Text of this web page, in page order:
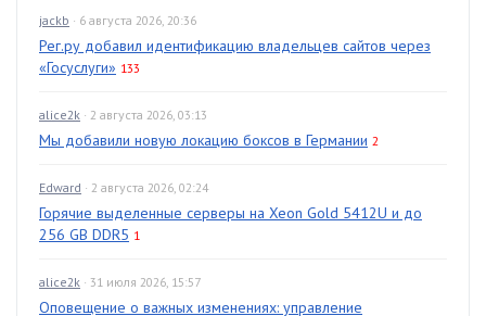
jackb · 6 августа 2026, 20:36
Рег.ру добавил идентификацию владельцев сайтов через
«Госуслуги» 133
alice2k · 2 августа 2026, 03:13
Мы добавили новую локацию боксов в Германии 2
Edward · 2 августа 2026, 02:24
Горячие выделенные серверы на Xeon Gold 5412U и до
256 GB DDR5 1
alice2k · 31 июля 2026, 15:57
Оповещение о важных изменениях: управление